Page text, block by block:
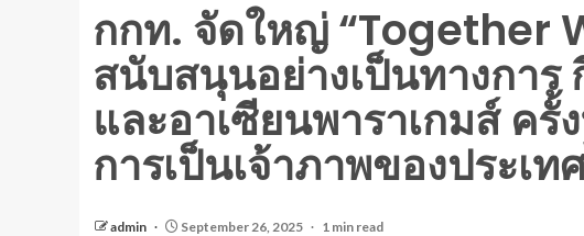
กกท. จัดใหญ่ “Together
สนับสนุนอย่างเป็นทางการ
และอาเซียนพาราเกมส์ ครั้
การเป็นเจ้าภาพของประเท
admin September 26, 2025 1 min read